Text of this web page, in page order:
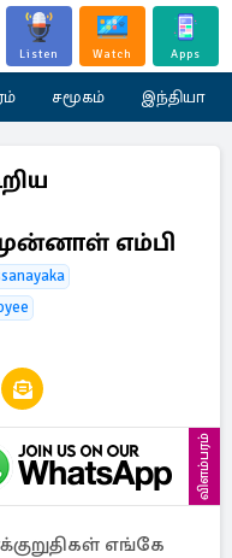
Listen Watch Apps
சமூகம் இந்தியா
எம்பி
விளம்பரம்
எங்கே